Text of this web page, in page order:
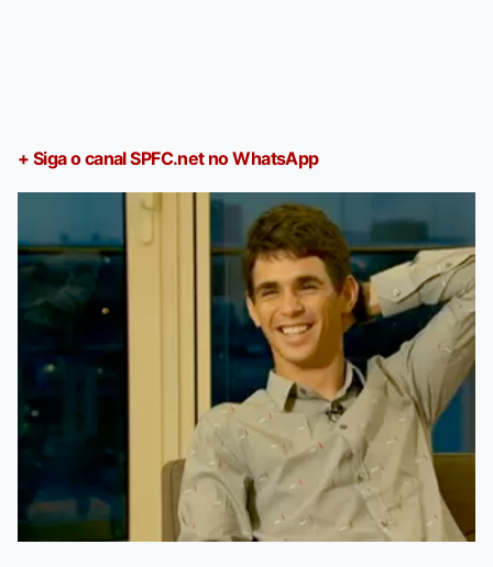
+ Siga o canal SPFC.net no WhatsApp